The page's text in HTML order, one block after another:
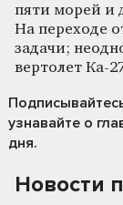
пяти морей и
На переходе
задачи;
вертолет Ка-
узнавайте о
дня.
Новости